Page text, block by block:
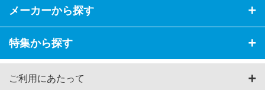
メーカーから探す
特集から探す
ご利用にあたって